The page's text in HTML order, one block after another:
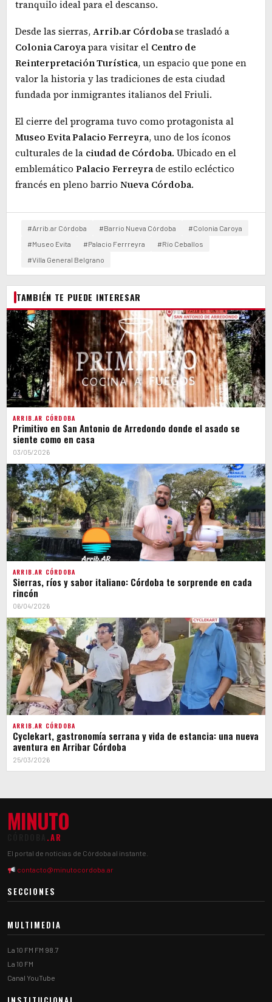
tranquilo ideal para el descanso.
Desde las sierras,Arrib.ar Córdobase trasladó a
Colonia Caroyapara visitar el Centro de
Reinterpretación Turística, un espacio que pone en
valor la historia y las tradiciones de esta ciudad
fundada por inmigrantes italianos del Friuli.
El cierre del programa tuvo como protagonista al
Museo Evita Palacio Ferreyra, uno de los íconos
culturales de la ciudad de Córdoba. Ubicado en el
emblemático Palacio Ferreyrade estilo ecléctico
francés en pleno barrio Nueva Córdoba.
#Arrib.ar Córdoba #Barrio Nueva Córdoba
#Colonia Caroya
#Museo Evita
#Palacio Ferrreyra
#Río Ceballos
#Villa General Belgrano
TAMBIÉN TE PUEDE INTERESAR
ARRIB.AR CÓRDOBA
Primitivo en San Antonio de Arredondo donde el asado se
siente como en casa
03/05/2026
ARRIB.AR CÓRDOBA
Sierras, ríos y sabor italiano: Córdoba te sorprende en cada
rincón
06/04/2026
ARRIB.AR CÓRDOBA
Cyclekart, gastronomía serrana y vida de estancia: una nueva
aventura en Arribar Córdoba
25/03/2026
MINUTO
.AR
El portal de noticias de Córdoba al instante.
contacto@minutocordoba.ar
SECCIONES
MULTIMEDIA
La 10 FM FM 98.7
La 10 FM
Canal YouTube